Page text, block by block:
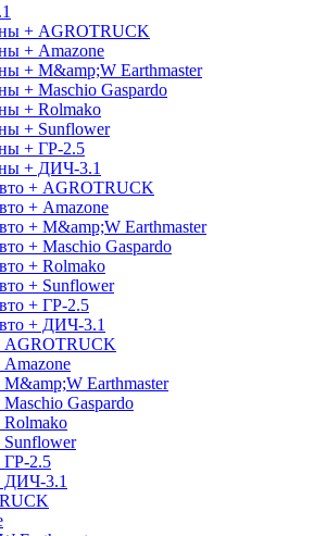
+ AGROTRUCK
+ Amazone
+ M&amp;W Earthmaster
+ Maschio Gaspardo
+ Rolmako
+ Sunflower
+ ГР-2.5
+ ДИЧ-3.1
+ AGROTRUCK
+ Amazone
+ M&amp;W Earthmaster
+ Maschio Gaspardo
+ Rolmako
+ Sunflower
+ ГР-2.5
+ ДИЧ-3.1
AGROTRUCK
Amazone
M&amp;W Earthmaster
Gaspardo
Rolmako
Sunflower
ГР-2.5
ДИЧ-3.1